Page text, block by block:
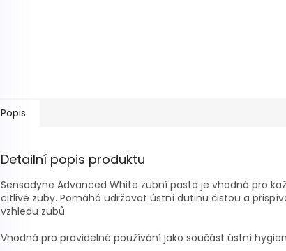
Popis
Detailní popis produktu
Sensodyne Advanced White zubní pasta je vhodná pro
citlivé zuby. Pomáhá udržovat ústní dutinu čistou a
vzhledu zubů.
Vhodná pro pravidelné používání jako součást ústní